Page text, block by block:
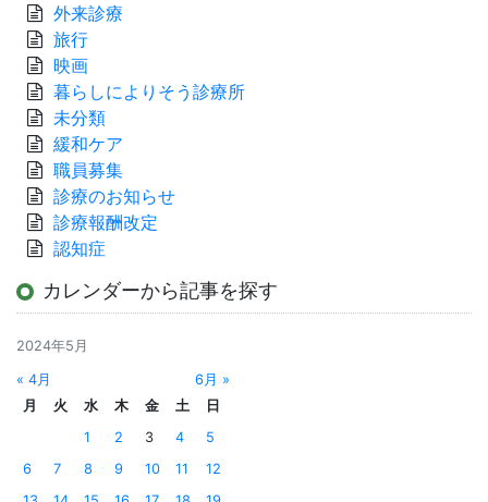
外来診療
旅行
映画
暮らしによりそう診療所
未分類
緩和ケア
職員募集
診療のお知らせ
診療報酬改定
認知症
カレンダーから記事を探す
2024年5月
« 4月
6月 »
月
火 水 木 金 土
日
1
2 3 4
5
6
7 8 9 10 11
12